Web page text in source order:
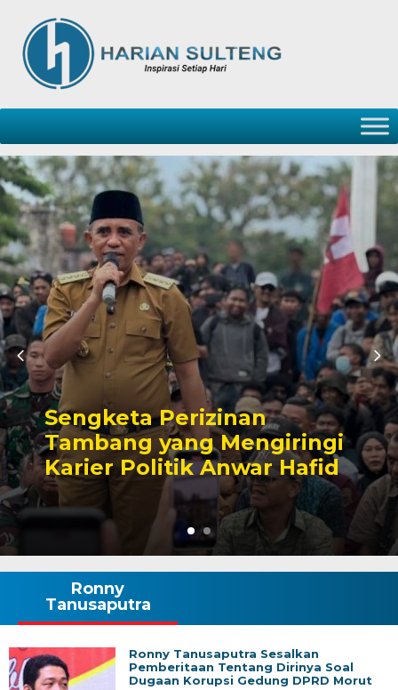
Sengketa Perizinan
Tambang yang Mengiringi
Karier Politik Anwar Hafid
Ronny
Tanusaputra
Ronny Tanusaputra Sesalkan
Pemberitaan Tentang Dirinya Soal
Dugaan Korupsi Gedung DPRD Morut